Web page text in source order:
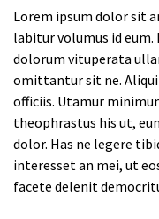
Lorem ipsum dolor sit
labitur volumus id
dolorum vituperata
omittantur sit ne.
officiis. Utamur
theophrastus his ut,
dolor. Has ne legere
interesset an mei, ut
facete delenit